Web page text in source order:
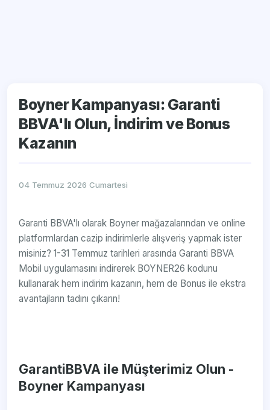
Boyner Kampanyası: Garanti
BBVA'lı Olun, İndirim ve Bonus
Kazanın
04 Temmuz 2026 Cumartesi
Garanti BBVA'lı olarak Boyner mağazalarından ve online
platformlardan cazip indirimlerle alışveriş yapmak ister
misiniz? 1-31 Temmuz tarihleri arasında Garanti BBVA
Mobil uygulamasını indirerek BOYNER26 kodunu
kullanarak hem indirim kazanın, hem de Bonus ile ekstra
avantajların tadını çıkarın!
GarantiBBVA ile Müşterimiz Olun -
Boyner Kampanyası